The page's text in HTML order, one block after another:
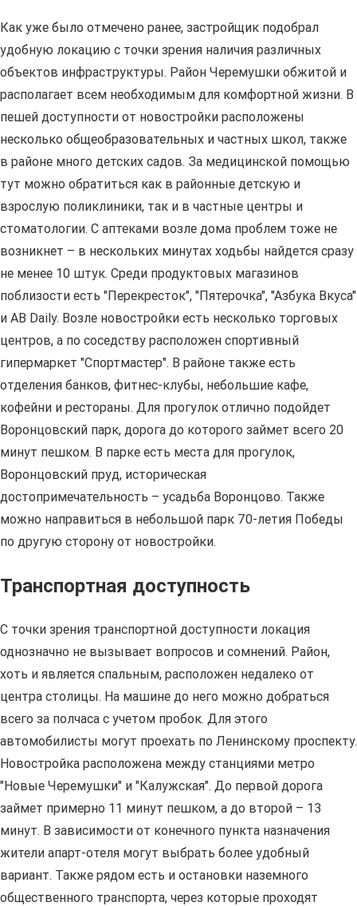
Как уже было отмечено ранее, застройщик подобрал
удобную локацию с точки зрения наличия различных
объектов инфраструктуры. Район Черемушки обжитой и
располагает всем необходимым для комфортной жизни. В
пешей доступности от новостройки расположены
несколько общеобразовательных и частных школ, также
в районе много детских садов. За медицинской помощью
тут можно обратиться как в районные детскую и
взрослую поликлиники, так и в частные центры и
стоматологии. С аптеками возле дома проблем тоже не
возникнет – в нескольких минутах ходьбы найдется сразу
не менее 10 штук. Среди продуктовых магазинов
поблизости есть "Перекресток", "Пятерочка", "Азбука Вкуса"
и АВ Daily. Возле новостройки есть несколько торговых
центров, а по соседству расположен спортивный
гипермаркет "Спортмастер". В районе также есть
отделения банков, фитнес-клубы, небольшие кафе,
кофейни и рестораны. Для прогулок отлично подойдет
Воронцовский парк, дорога до которого займет всего 20
минут пешком. В парке есть места для прогулок,
Воронцовский пруд, историческая
достопримечательность – усадьба Воронцово. Также
можно направиться в небольшой парк 70-летия Победы
по другую сторону от новостройки.
Транспортная доступность
С точки зрения транспортной доступности локация
однозначно не вызывает вопросов и сомнений. Район,
хоть и является спальным, расположен недалеко от
центра столицы. На машине до него можно добраться
всего за полчаса с учетом пробок. Для этого
автомобилисты могут проехать по Ленинскому проспекту.
Новостройка расположена между станциями метро
"Новые Черемушки" и "Калужская". До первой дорога
займет примерно 11 минут пешком, а до второй – 13
минут. В зависимости от конечного пункта назначения
жители апарт-отеля могут выбрать более удобный
вариант. Также рядом есть и остановки наземного
общественного транспорта, через которые проходят